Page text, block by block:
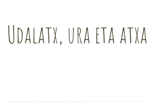
Udalatx, ura eta atxa